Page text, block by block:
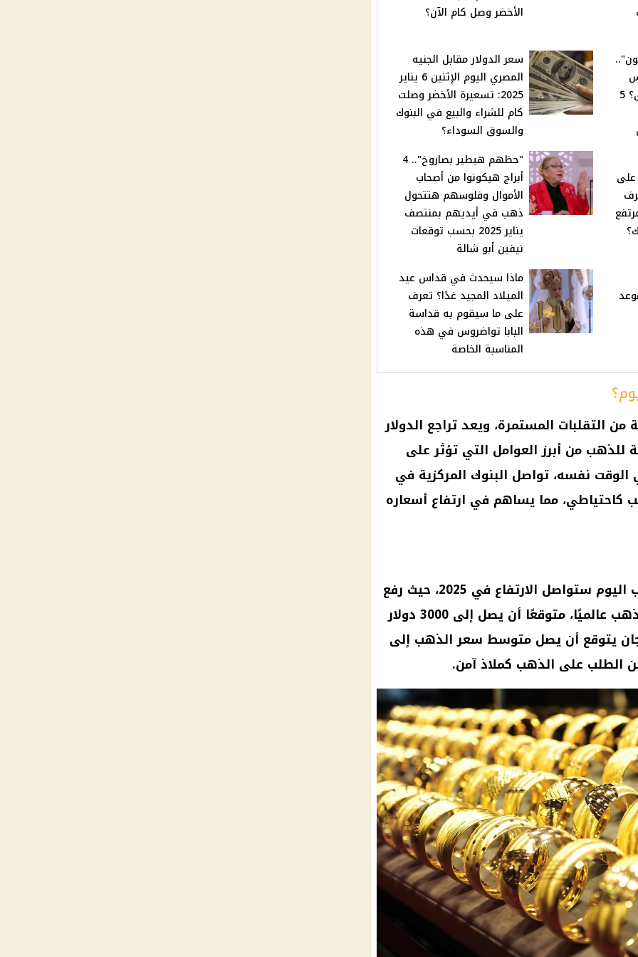
الأخضر وصل كام الآن؟
بالغلط عن طريق إنستاباى؟ 5
سعر الدولار مقابل الجنيه
المصري اليوم الإثنين 6 يناير
2025: تسعيرة الأخضر وصلت
كام للشراء والبيع في البنوك
والسوق السوداء؟
على
"حظهم هيطير بصاروخ".. 4
أبراج هيكونوا من أصحاب
الأموال وفلوسهم هتتحول
ذهب في أيديهم بمنتصف
يناير 2025 بحسب توقعات
نيفين أبو شالة
ماذا سيحدث في قداس عيد
الميلاد المجيد غدًا؟ تعرف
على ما سيقوم به قداسة
البابا تواضروس في هذه
المناسبة الخاصة
التقلبات المستمرة، ويعد تراجع الدولار
للذهب من أبرز العوامل التي تؤثر على
نفسه، تواصل البنوك المركزية في
كاحتياطي، مما يساهم في ارتفاع أسعاره
تتزايد التوقعات بأن أسعار الذهب اليوم ستواصل الارتفاع في 2025، حيث رفع
سيتى بنك من تقديراته لسعر الذهب عالميًا، متوقعًا أن يصل إلى 3000 دولار
يتوقع أن يصل متوسط سعر الذهب إلى